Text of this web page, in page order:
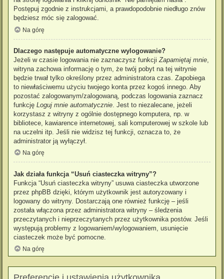
Postępuj zgodnie z instrukcjami, a prawdopodobnie niedługo znów
będziesz móc się zalogować.
Na górę
Dlaczego następuje automatyczne wylogowanie?
Jeżeli w czasie logowania nie zaznaczysz funkcji Zapamiętaj mnie
witryna zachowa informację o tym, że twój pobyt na tej witrynie
będzie trwał tylko określony przez administratora czas. Zapobiega
to niewłaściwemu użyciu twojego konta przez kogoś innego. Aby
pozostać zalogowanym/zalogowaną, podczas logowania zaznacz
funkcję Loguj mnie automatycznie . Jest to niezalecane, jeżeli
korzystasz z witryny z ogólnie dostępnego komputera, np. w
bibliotece, kawiarence internetowej, sali komputerowej w szkole lub
na uczelni itp. Jeśli nie widzisz tej funkcji, oznacza to, że
administrator ją wyłączył.
Na górę
Jak działa funkcja “Usuń ciasteczka witryny”?
Funkcja “Usuń ciasteczka witryny” usuwa ciasteczka utworzone
przez phpBB dzięki, którym użytkownik jest autoryzowany i
logowany do witryny. Dostarczają one również funkcję – jeśli
została włączona przez administratora witryny – śledzenia
przeczytanych i nieprzeczytanych przez użytkownika postów. Jeśli
występują problemy z logowaniem/wylogowaniem, usunięcie
ciasteczek może być pomocne.
Na górę